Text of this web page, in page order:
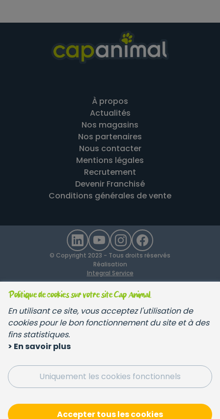
Politique de cookies sur votre site Cap Animal.
En utilisant ce site, vous acceptez l'utilisation de
cookies pour le bon fonctionnement du site et à des
fins statistiques.
> En savoir plus
Uniquement les cookies fonctionnels
Accepter tous les cookies
À propos
Actualités
Nos magasins
Nos partenaires
Nous contacter
Mentions légales
Recrutement
Devenir Franchisé
Conditions générales de vente
© Copyright 2023 - Tous droits réservés
Réalisation
Integral Service